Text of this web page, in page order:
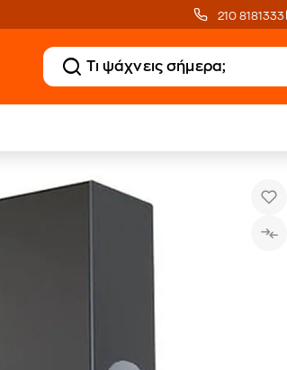
210 8181333
Επεξεργαστής AMD Ryzen 7